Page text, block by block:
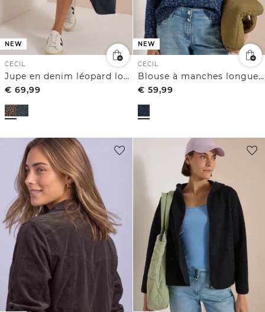
NEW
CECIL
Jupe en denim léopard longueur genou
€ 69,99
NEW
CECIL
Blouse à manches longues avec imprimé laser
€ 59,99